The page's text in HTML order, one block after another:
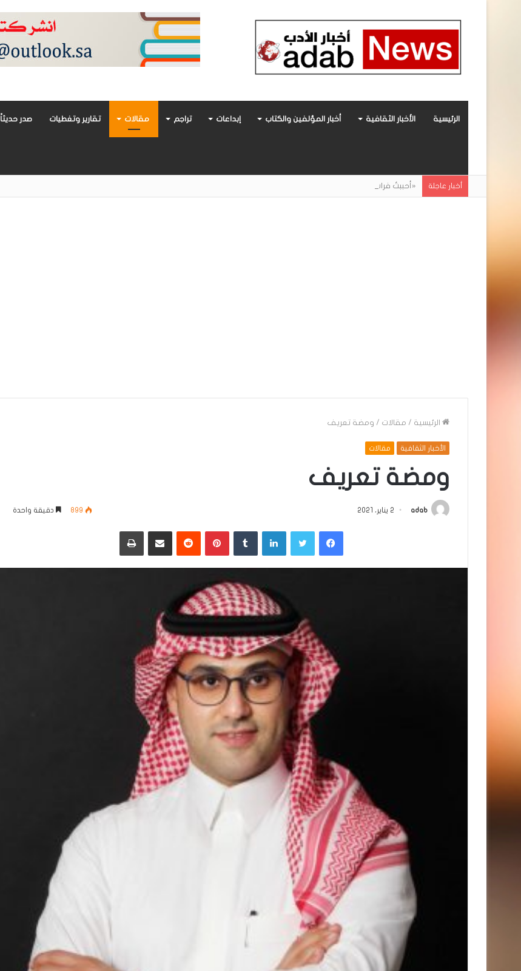
الرئيسية الأخبار الثقافية أخبار المؤلفين والكتاب إبداعات تراجم مقالات تقارير وتغطيات صدر حديثاً
أخبار عاجلة «أحببتُ فراشة».. رواية حديثة صادرة عن مركز الأدب العربي تغوص في هشاشة الحب وصراعات الذات
الرئيسية / مقالات / ومضة تعريف
الأخبار الثقافية مقالات
ومضة تعريف
adab 2 يناير، 2021 899 دقيقة واحدة
فيسبوكتويتر لينكدإن ‏Tumblr بينتيريست
‏Reddit مشاركة عبر البريد طباعة